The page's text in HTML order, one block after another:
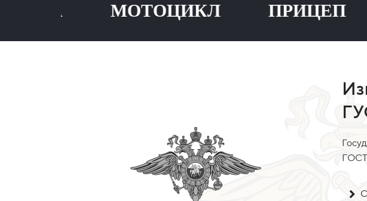
МОТОЦИКЛ ПРИЦЕП
ГОСТ